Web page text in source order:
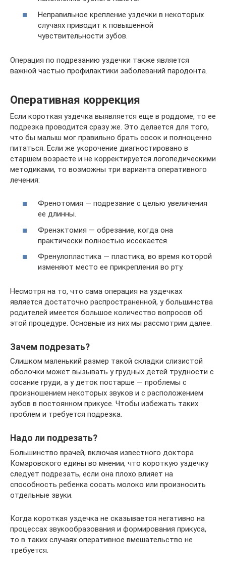
Неправильное крепление уздечки в некоторых
случаях приводит к повышенной
чувствительности зубов.
Операция по подрезанию уздечки также является
важной частью профилактики заболеваний пародонта.
Оперативная коррекция
Если короткая уздечка выявляется еще в роддоме, то ее
подрезка проводится сразу же. Это делается для того,
что бы малыш мог правильно брать сосок и полноценно
питаться. Если же укорочение диагностировано в
старшем возрасте и не корректируется логопедическими
методиками, то возможны три варианта оперативного
лечения:
Френотомия — подрезание с целью увеличения
ее длинны.
Френэктомия — обрезание, когда она
практически полностью иссекается.
Френулопластика — пластика, во время которой
изменяют место ее прикрепления во рту.
Несмотря на то, что сама операция на уздечках
является достаточно распространенной, у большинства
родителей имеется большое количество вопросов об
этой процедуре. Основные из них мы рассмотрим далее.
Зачем подрезать?
Слишком маленький размер такой складки слизистой
оболочки может вызывать у грудных детей трудности с
сосание груди, а у деток постарше — проблемы с
произношением некоторых звуков и с расположением
зубов в постоянном прикусе. Чтобы избежать таких
проблем и требуется подрезка.
Надо ли подрезать?
Большинство врачей, включая известного доктора
Комаровского едины во мнении, что короткую уздечку
следует подрезать, если она плохо влияет на
способность ребенка сосать молоко или произносить
отдельные звуки.
Когда короткая уздечка не сказывается негативно на
процессах звукообразования и формирования прикуса,
то в таких случаях оперативное вмешательство не
требуется.